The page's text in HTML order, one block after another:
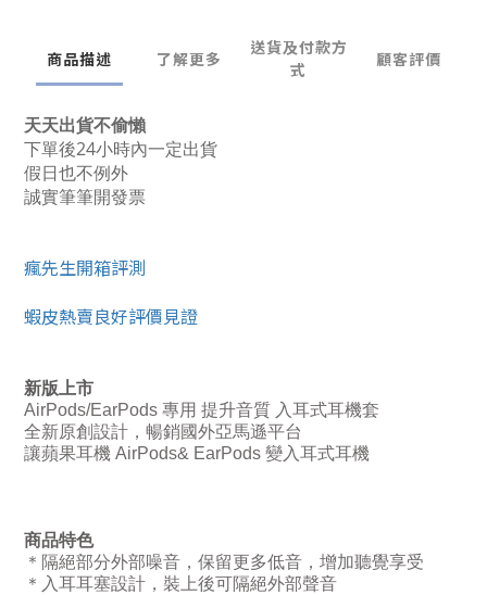
商品描述 了解更多
送貨及付款方
式
顧客評價
天天出貨不偷懶
下單後24小時內一定出貨
假日也不例外
誠實筆筆開發票
瘋先生開箱評測
蝦皮熱賣良好評價見證
新版上市
AirPods/EarPods 專用 提升音質 入耳式耳機套
全新原創設計，暢銷國外亞馬遜平台
讓蘋果耳機 AirPods& EarPods 變入耳式耳機
商品特色
＊隔絕部分外部噪音，保留更多低音，增加聽覺享受
＊入耳耳塞設計，裝上後可隔絕外部聲音